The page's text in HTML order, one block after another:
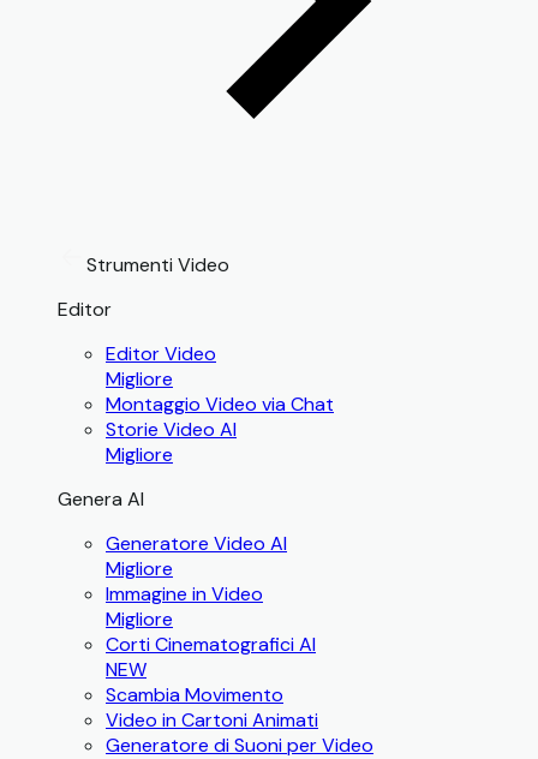
Strumenti Video
Editor
Editor Video
Migliore
Montaggio Video via Chat
Storie Video AI
Migliore
Genera AI
Generatore Video AI
Migliore
Immagine in Video
Migliore
Corti Cinematografici AI
NEW
Scambia Movimento
Video in Cartoni Animati
Generatore di Suoni per Video